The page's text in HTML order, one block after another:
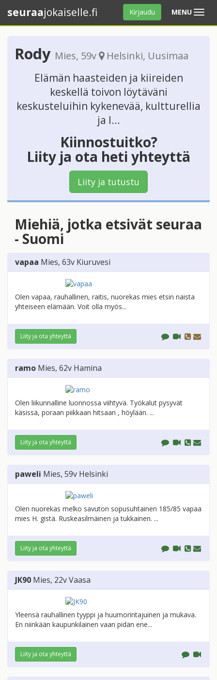
MENU Avaa
valikko
seuraajokaiselle.fi Kirjaudu
Rody Mies, 59v Helsinki, Uusimaa
Elämän haasteiden ja kiireiden
keskellä toivon löytäväni
keskusteluihin kykenevää, kultturellia
ja l...
Kiinnostuitko?
Liity ja ota heti yhteyttä
Liity ja tutustu
Miehiä, jotka etsivät seuraa
- Suomi
vapaa Mies, 63v Kiuruvesi
Olen vapaa, rauhallinen, raitis, nuorekas mies etsin naista
yhteiseen elämään. Voit olla myös...
Liity ja ota yhteyttä
ramo Mies, 62v Hamina
Olen liikunnalline luonnossa viihtyvä. Työkalut pysyvät
käsissä, poraan piikkaan hitsaan , höylään. ...
Liity ja ota yhteyttä
paweli Mies, 59v Helsinki
Olen nuorekas melko savuton sopusuhtainen 185/85 vapaa
mies H. gistä. Ruskeasilmäinen ja tukkainen. ...
Liity ja ota yhteyttä
JK90 Mies, 22vVaasa
Yleensä rauhallinen tyyppi ja huumorintajuinen ja mukava.
En niinkään kaupunkilainen vaan pidän ene...
Liity ja ota yhteyttä